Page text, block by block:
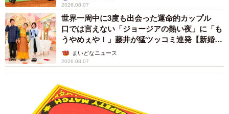
「むぎが一緒に歩いてくれることが、とても嬉しそうな様
子でした。しばらく気ままに歩き、時折『むぎちゃんおい
でー』とお姉さんのように語りかけていました（笑）」
ーーママから見たむぎちゃんと双子ちゃんは、どのような
「以前は、双子の様子をむぎが静かに見守っているような
2026.08.07
世界一周中に3度も出会った運命的カップル
口では言えない「ジョージアの熱い夜」に「も
うやめぇや！」藤井が猛ツッコミ連発【新婚さ
ん】まいどなニュース
2026.08.07